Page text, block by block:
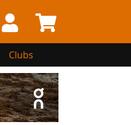
Clubs